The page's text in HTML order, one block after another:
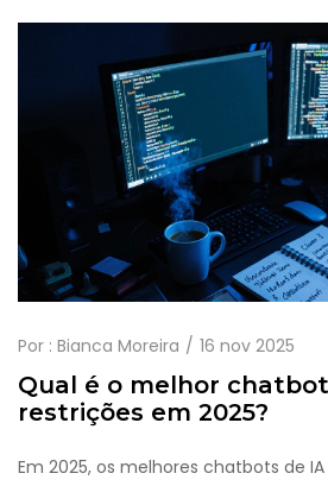
Por : Bianca Moreira 16 nov 2025
Qual é o melhor
restrições em 2025?
Em 2025, os melhores chatbots de